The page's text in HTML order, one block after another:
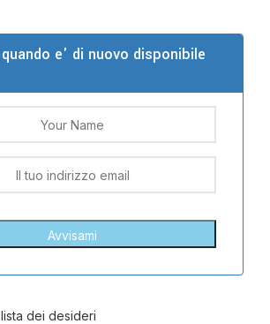
e' di nuovo disponibile
dei desideri